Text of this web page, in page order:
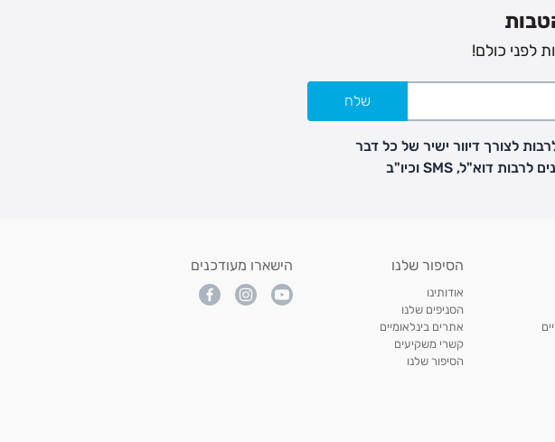
לפני כולם!
שלח
לצורך דיוור ישיר של כל דבר
הסיפור שלנו
אודותינו
הסניפים שלנו
אתרים בינלאומיים
קשרי משקיעים
הסיפור שלנו
הישארו מעודכנים